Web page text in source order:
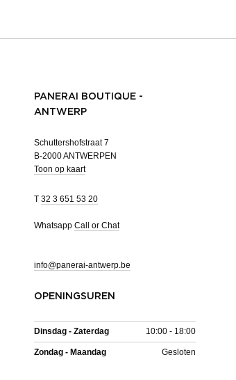
PANERAI BOUTIQUE -
ANTWERP
Schuttershofstraat 7
B-2000 ANTWERPEN
Toon op kaart
T 32 3 651 53 20
Whatsapp Call or Chat
info@panerai-antwerp.be
OPENINGSUREN
Dinsdag - Zaterdag 10:00 - 18:00
Zondag - Maandag Gesloten